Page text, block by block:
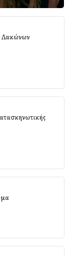
Λακώνων